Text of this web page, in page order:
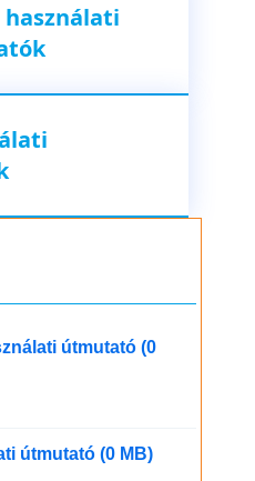
használati
útmutató (0
útmutató (0 MB)